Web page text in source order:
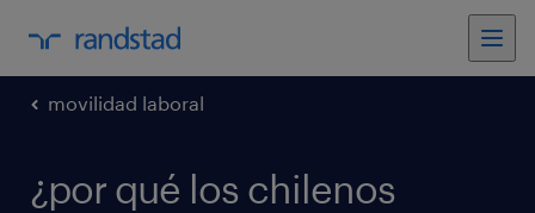
movilidad laboral
¿por qué los chilenos